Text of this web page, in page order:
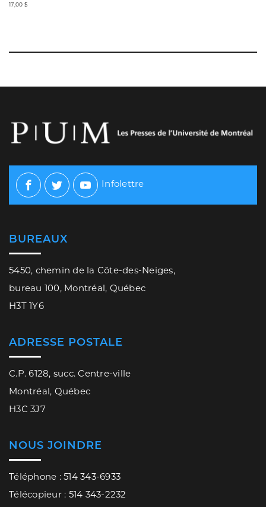
17,00 $
Facebook
TwitterYoutube
Infolettre
BUREAUX
5450, chemin de la Côte-des-Neiges,
bureau 100, Montréal, Québec
H3T 1Y6
ADRESSE POSTALE
C.P. 6128, succ. Centre-ville
Montréal, Québec
H3C 3J7
NOUS JOINDRE
Téléphone : 514 343-6933
Télécopieur : 514 343-2232